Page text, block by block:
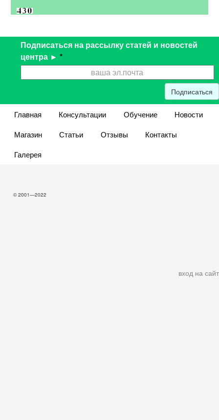
Подписаться на рассылку статей и новостей
центра ► *
Подписаться
Главная Консультации Обучение
Новости
Магазин
Статьи Отзывы
Контакты
Галерея
© 2001—2022
вход на сайт